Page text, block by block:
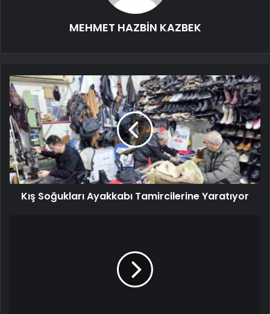
MEHMET HAZBİN KAZBEK
Kış Soğukları Ayakkabı Tamircilerine Yaratıyor